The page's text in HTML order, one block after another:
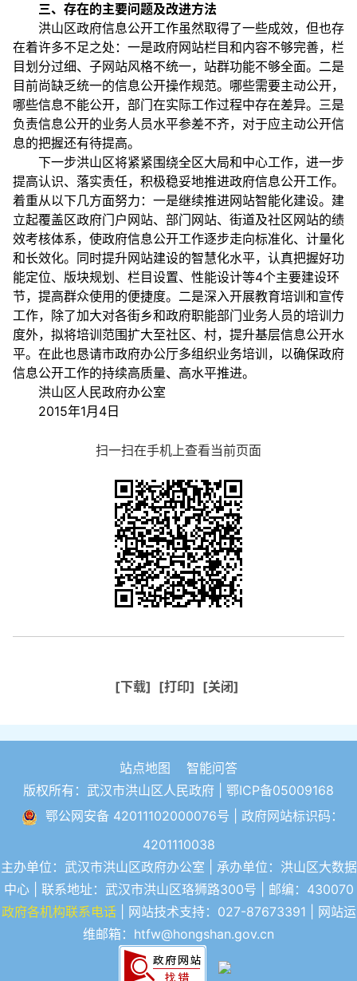
三、存在的主要问题及改进方法
洪山区政府信息公开工作虽然取得了一些成效，但也存
在着许多不足之处：一是政府网站栏目和内容不够完善，栏
目划分过细、子网站风格不统一，站群功能不够全面。二是
目前尚缺乏统一的信息公开操作规范。哪些需要主动公开，
哪些信息不能公开，部门在实际工作过程中存在差异。三是
负责信息公开的业务人员水平参差不齐，对于应主动公开信
息的把握还有待提高。
下一步洪山区将紧紧围绕全区大局和中心工作，进一步
提高认识、落实责任，积极稳妥地推进政府信息公开工作。
着重从以下几方面努力：一是继续推进网站智能化建设。建
立起覆盖区政府门户网站、部门网站、街道及社区网站的绩
效考核体系，使政府信息公开工作逐步走向标准化、计量化
和长效化。同时提升网站建设的智慧化水平，认真把握好功
能定位、版块规划、栏目设置、性能设计等4个主要建设环
节，提高群众使用的便捷度。二是深入开展教育培训和宣传
工作，除了加大对各街乡和政府职能部门业务人员的培训力
度外，拟将培训范围扩大至社区、村，提升基层信息公开水
平。在此也恳请市政府办公厅多组织业务培训，以确保政府
信息公开工作的持续高质量、高水平推进。
洪山区人民政府办公室
2015年1月4日
扫一扫在手机上查看当前页面
[下载] [打印] [关闭]
站点地图
智能问答
版权所有：武汉市洪山区人民政府 | 鄂ICP备05009168
鄂公网安备 42011102000076号 | 政府网站标识码：
4201110038
主办单位：武汉市洪山区政府办公室 | 承办单位：洪山区大数据
中心 | 联系地址：武汉市洪山区珞狮路300号 | 邮编：430070
政府各机构联系电话| 网站技术支持：027-87673391 | 网站运
维邮箱：htfw@hongshan.gov.cn